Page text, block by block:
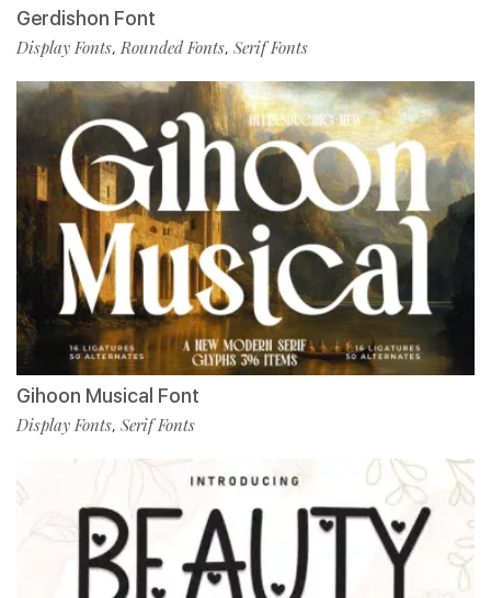
Gerdishon Font
Display Fonts, Rounded Fonts, Serif Fonts
Gihoon Musical Font
Display Fonts, Serif Fonts